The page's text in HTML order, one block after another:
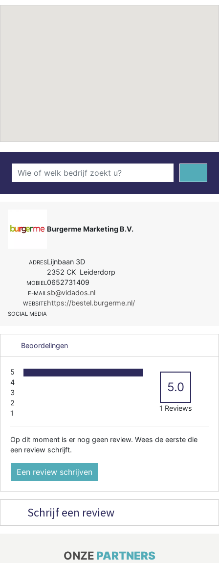
Burgerme Marketing B.V.
ADRESLijnbaan 3D
2352 CK Leiderdorp
MOBIEL0652731409
E-MAILsb@vidados.nl
WEBSITEhttps://bestel.burgerme.nl/
SOCIAL MEDIA
Beoordelingen
5
4
3
2
1
5.0
1 Reviews
Op dit moment is er nog geen review. Wees de eerste die
een review schrijft.
Een review schrijven
Schrijf een review
ONZE PARTNERS